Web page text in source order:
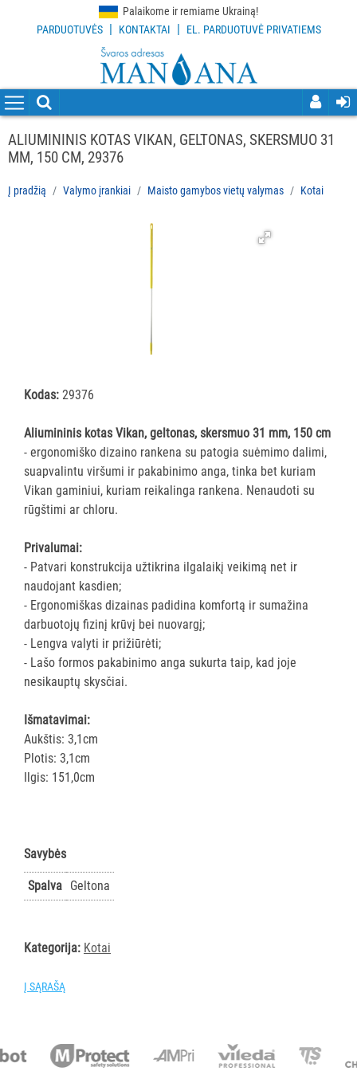
Palaikome ir remiame Ukrainą!
PARDUOTUVĖS | KONTAKTAI | EL. PARDUOTUVĖ PRIVATIEMS
VALYMO
PRIEMONĖS
VALYMO
Šluostės,
šveistukai,
šveitimo
padai
Įrankiai
teritorijų
Maisto
gamybos
vietų
valymas
Visi
Valymo
šepečiai
ir
gumos
Kotai
Teleskopiniai
Semtuvai
ir
semtuvėliai
Dangčiai
Kiti
vežimėliai
ALIUMININIS KOTAS VIKAN, GELTONAS, SKERSMUO 31
MM, 150 CM, 29376
Į pradžią Valymo įrankiai Maisto gamybos vietų valymas Kotai
Kodas: 29376
Aliumininis kotas Vikan, geltonas, skersmuo 31 mm, 150 cm
- ergonomiško dizaino rankena su patogia suėmimo dalimi,
suapvalintu viršumi ir pakabinimo anga, tinka bet kuriam
Vikan gaminiui, kuriam reikalinga rankena. Nenaudoti su
rūgštimi ar chloru.
Privalumai:
- Patvari konstrukcija užtikrina ilgalaikį veikimą net ir
naudojant kasdien;
- Ergonomiškas dizainas padidina komfortą ir sumažina
darbuotojų fizinį krūvį bei nuovargį;
- Lengva valyti ir prižiūrėti;
- Lašo formos pakabinimo anga sukurta taip, kad joje
nesikauptų skysčiai.
Išmatavimai:
Aukštis: 3,1cm
Plotis: 3,1cm
Ilgis: 151,0cm
Savybės
Spalva Geltona
Kategorija: Kotai
Į SĄRAŠĄ